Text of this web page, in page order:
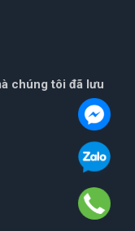
chúng tôi đã lưu